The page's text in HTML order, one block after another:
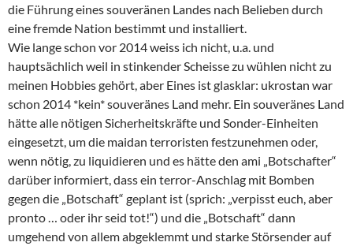
die Führung eines souveränen Landes nach Belieben durch
eine fremde Nation bestimmt und installiert.
Wie lange schon vor 2014 weiss ich nicht, u.a. und
hauptsächlich weil in stinkender Scheisse zu wühlen nicht zu
meinen Hobbies gehört, aber Eines ist glasklar: ukrostan war
schon 2014 *kein* souveränes Land mehr. Ein souveränes Land
hätte alle nötigen Sicherheitskräfte und Sonder-Einheiten
eingesetzt, um die maidan terroristen festzunehmen oder,
wenn nötig, zu liquidieren und es hätte den ami „Botschafter“
darüber informiert, dass ein terror-Anschlag mit Bomben
gegen die „Botschaft“ geplant ist (sprich: „verpisst euch, aber
pronto … oder ihr seid tot!“) und die „Botschaft“ dann
umgehend von allem abgeklemmt und starke Störsender auf